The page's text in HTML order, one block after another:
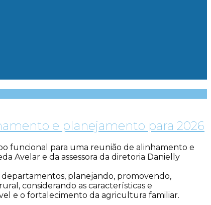
e planejamento para 2026
funcional para uma reunião de alinhamento e
Avelar e da assessora da diretoria Danielly
departamentos, planejando, promovendo,
considerando as características e
e o fortalecimento da agricultura familiar.